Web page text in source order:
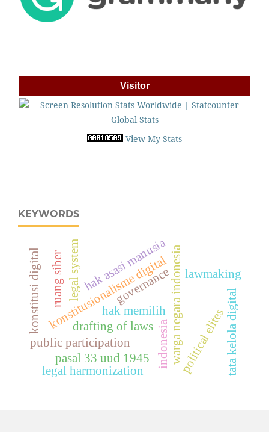
Visitor
View My Stats
KEYWORDS
hak memilih warga negara indonesia
konstitusionalisme digital
hak asasi manusia
public participation
legal system
indonesia political elites
lawmaking
governance
pasal 33 uud 1945
konstitusi digital tata kelola digital
ruang siber
drafting of laws
legal harmonization